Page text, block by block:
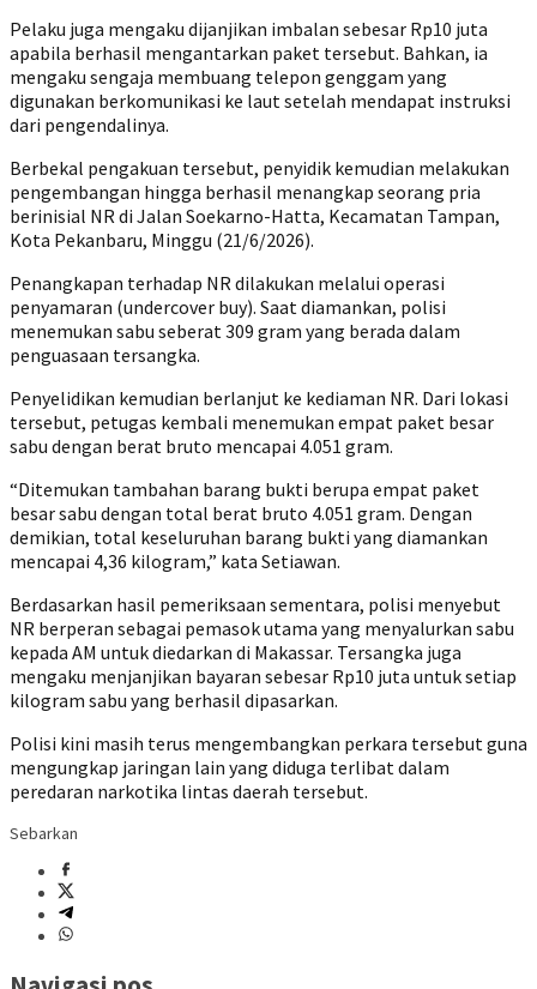
Pelaku juga mengaku dijanjikan imbalan sebesar Rp10 juta
apabila berhasil mengantarkan paket tersebut. Bahkan, ia
mengaku sengaja membuang telepon genggam yang
digunakan berkomunikasi ke laut setelah mendapat instruksi
dari pengendalinya.
Berbekal pengakuan tersebut, penyidik kemudian melakukan
pengembangan hingga berhasil menangkap seorang pria
berinisial NR di Jalan Soekarno-Hatta, Kecamatan Tampan,
Kota Pekanbaru, Minggu (21/6/2026).
Penangkapan terhadap NR dilakukan melalui operasi
penyamaran (undercover buy). Saat diamankan, polisi
menemukan sabu seberat 309 gram yang berada dalam
penguasaan tersangka.
Penyelidikan kemudian berlanjut ke kediaman NR. Dari lokasi
tersebut, petugas kembali menemukan empat paket besar
sabu dengan berat bruto mencapai 4.051 gram.
“Ditemukan tambahan barang bukti berupa empat paket
besar sabu dengan total berat bruto 4.051 gram. Dengan
demikian, total keseluruhan barang bukti yang diamankan
mencapai 4,36 kilogram,” kata Setiawan.
Berdasarkan hasil pemeriksaan sementara, polisi menyebut
NR berperan sebagai pemasok utama yang menyalurkan sabu
kepada AM untuk diedarkan di Makassar. Tersangka juga
mengaku menjanjikan bayaran sebesar Rp10 juta untuk setiap
kilogram sabu yang berhasil dipasarkan.
Polisi kini masih terus mengembangkan perkara tersebut guna
mengungkap jaringan lain yang diduga terlibat dalam
peredaran narkotika lintas daerah tersebut.
Sebarkan